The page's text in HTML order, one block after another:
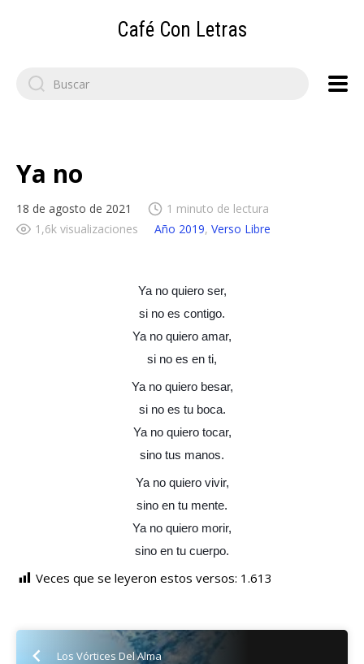
Café Con Letras
Search
for:
Ya no
18 de agosto de 2021
1 minuto de lectura
1,6k visualizaciones
Año 2019, Verso Libre
Ya no quiero ser,
si no es contigo.
Ya no quiero amar,
si no es en ti,
Ya no quiero besar,
si no es tu boca.
Ya no quiero tocar,
sino tus manos.
Ya no quiero vivir,
sino en tu mente.
Ya no quiero morir,
sino en tu cuerpo.
Veces que se leyeron estos versos: 1.613
Los Vórtices Del Alma